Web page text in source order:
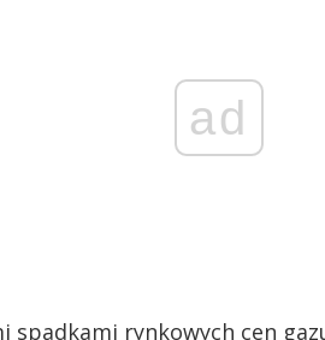
ad
spadkami rynkowych cen